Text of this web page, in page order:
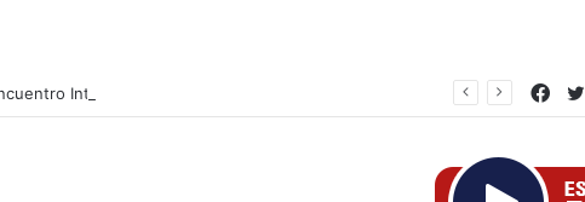
Internacional de Partidos Comunistas y Obreros